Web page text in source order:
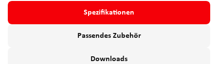
Spezifikationen
Passendes Zubehör
Downloads